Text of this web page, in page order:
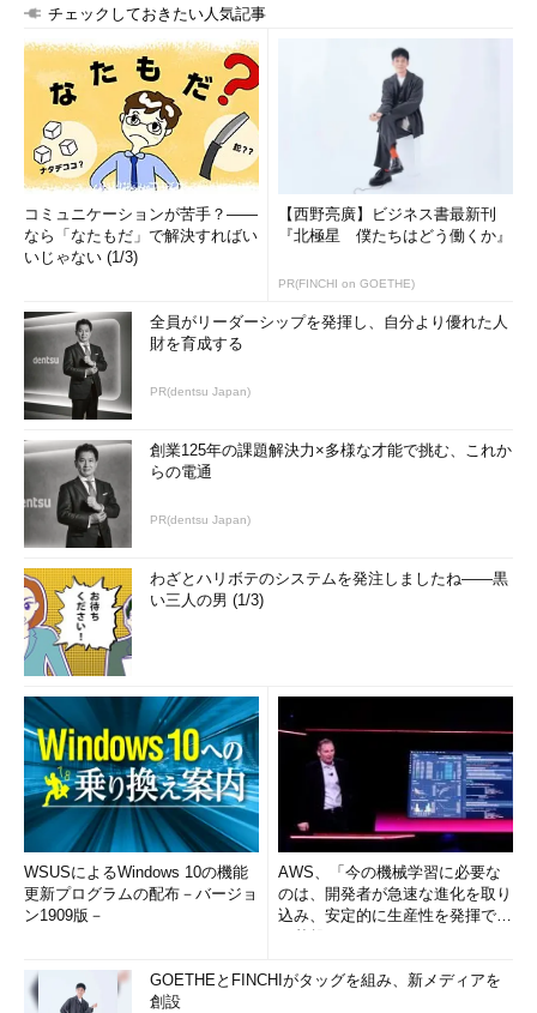
チェックしておきたい人気記事
コミュニケーションが苦手？――
なら「なたもだ」で解決すればい
いじゃない (1/3)
【西野亮廣】ビジネス書最新刊
『北極星 僕たちはどう働くか』
PR(FINCHI on GOETHE)
全員がリーダーシップを発揮し、自分より優れた人
財を育成する
PR(dentsu Japan)
創業125年の課題解決力×多様な才能で挑む、これか
らの電通
PR(dentsu Japan)
わざとハリボテのシステムを発注しましたね――黒
い三人の男 (1/3)
WSUSによるWindows 10の機能
更新プログラムの配布－バージョ
ン1909版－
AWS、「今の機械学習に必要な
のは、開発者が急速な進化を取り
込み、安定的に生産性を発揮でき
GOETHEとFINCHIがタッグを組み、新メディアを
創設